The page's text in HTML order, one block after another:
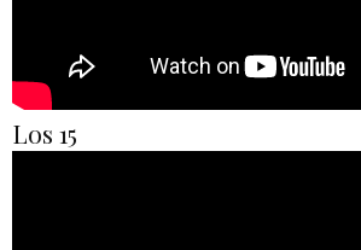
Los 15